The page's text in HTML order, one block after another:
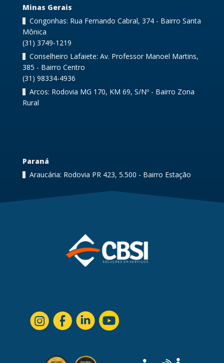
Minas Gerais
Congonhas: Rua Fernando Cabral, 374 - Bairro Santa
Mônica
(31) 3749-1219
Conselheiro Lafaiete: Av. Professor Manoel Martins,
385 - Bairro Centro
(31) 98334-4936
Arcos: Rodovia MG 170, KM 69, S/Nº - Bairro Zona
Rural
Paraná
Araucária: Rodovia PR 423, 5.500 - Bairro Estação